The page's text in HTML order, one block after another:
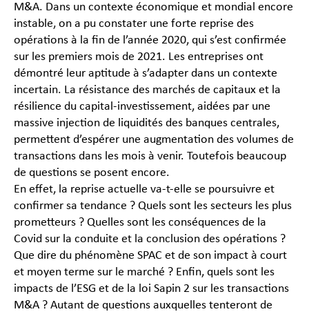
M&A. Dans un contexte économique et mondial encore
instable, on a pu constater une forte reprise des
opérations à la fin de l’année 2020, qui s’est confirmée
sur les premiers mois de 2021. Les entreprises ont
démontré leur aptitude à s’adapter dans un contexte
incertain. La résistance des marchés de capitaux et la
résilience du capital-investissement, aidées par une
massive injection de liquidités des banques centrales,
permettent d’espérer une augmentation des volumes de
transactions dans les mois à venir. Toutefois beaucoup
de questions se posent encore.
En effet, la reprise actuelle va-t-elle se poursuivre et
confirmer sa tendance ? Quels sont les secteurs les plus
prometteurs ? Quelles sont les conséquences de la
Covid sur la conduite et la conclusion des opérations ?
Que dire du phénomène SPAC et de son impact à court
et moyen terme sur le marché ? Enfin, quels sont les
impacts de l’ESG et de la loi Sapin 2 sur les transactions
M&A ? Autant de questions auxquelles tenteront de